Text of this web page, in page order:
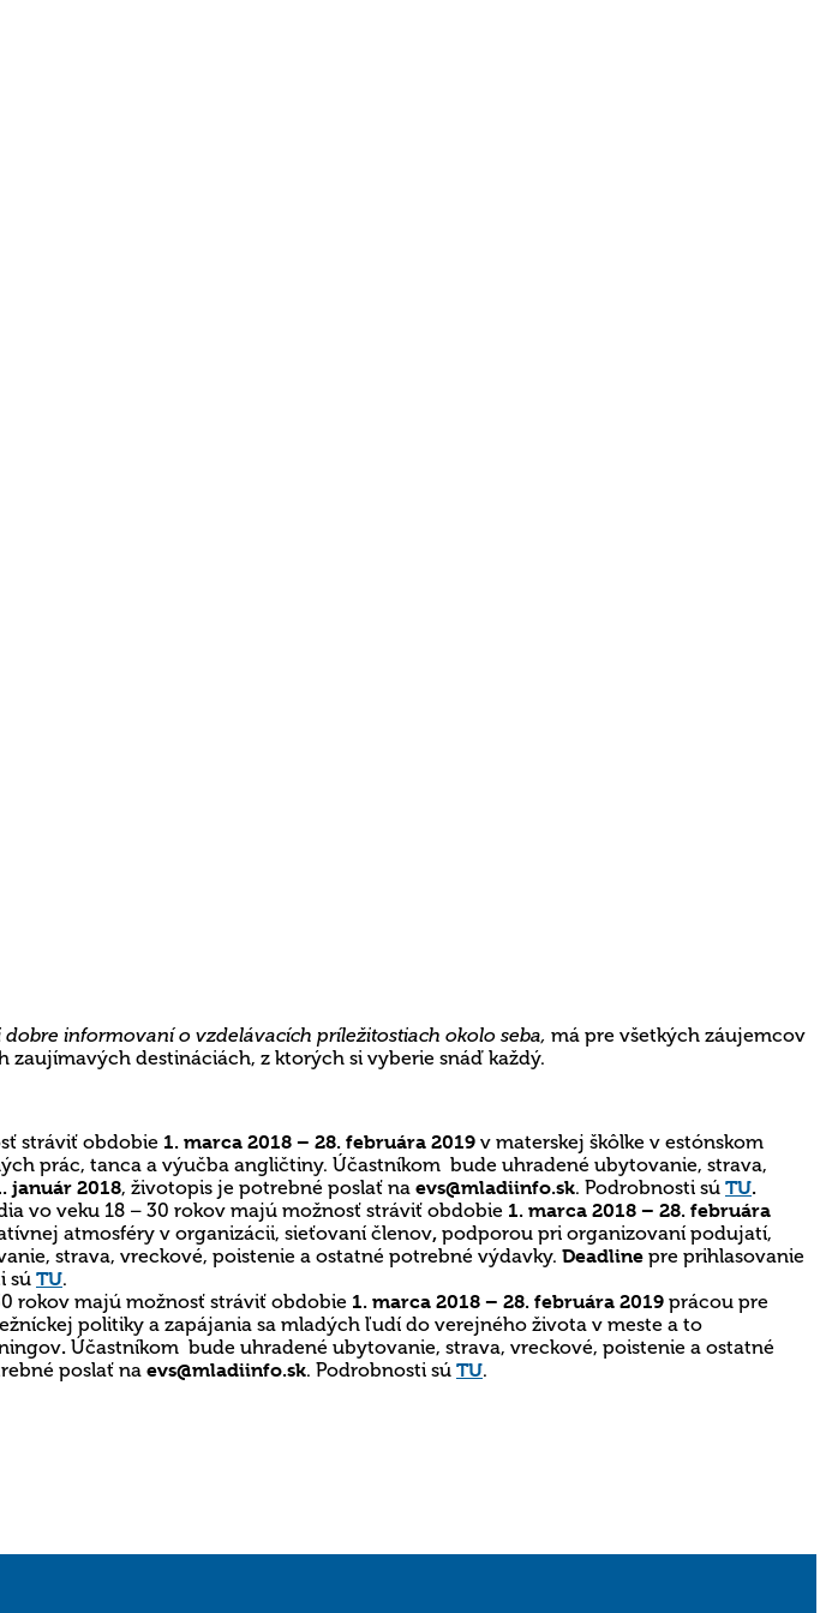
informovaní o vzdelávacích príležitostiach okolo seba, má pre všetkých záujemcov
destináciách, z ktorých si vyberie snáď každý.
stráviť obdobie 1. marca 2018 – 28. februára 2019 v materskej škôlke v estónskom
prác, tanca a výučba angličtiny. Účastníkom bude uhradené ubytovanie, strava,
január 2018, životopis je potrebné poslať na evs@mladiinfo.sk. Podrobnosti sú TU.
vo veku 18 – 30 rokov majú možnosť stráviť obdobie 1. marca 2018 – 28. februára
atmosféry v organizácii, sieťovaní členov, podporou pri organizovaní podujatí,
strava, vreckové, poistenie a ostatné potrebné výdavky. Deadline pre prihlasovanie
sú TU.
rokov majú možnosť stráviť obdobie 1. marca 2018 – 28. februára 2019 prácou pre
politiky a zapájania sa mladých ľudí do verejného života v meste a to
. Účastníkom bude uhradené ubytovanie, strava, vreckové, poistenie a ostatné
poslať na evs@mladiinfo.sk. Podrobnosti sú TU.